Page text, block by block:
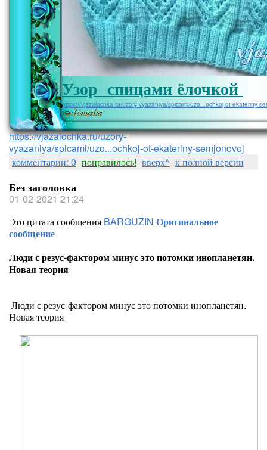
Узор спицами ёлочкой
https://vjazalochka.ru/uzory-vyazaniya/spicami/uzo...ochkoj-ot-ekateriny-
https://vjazalochka.ru/uzory-
vyazaniya/spicami/uzo...ochkoj-ot-ekateriny-semjonovoj
комментарии: 0 понравилось! вверх^ к полной версии
Без заголовка
01-02-2021 21:24
Это цитата сообщения BARGUZIN Оригинальное
сообщение
Люди с резус-фактором минус это потомки инопланетян.
Новая теория
Люди с резус-фактором минус это потомки инопланетян.
Новая теория